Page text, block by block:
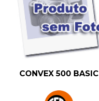
CONVEX 500 BASIC